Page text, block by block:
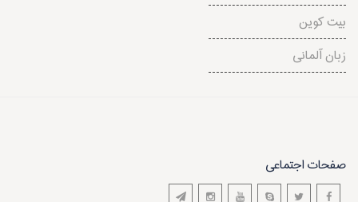
بیت کوین
زبان آلمانی
صفحات اجتماعی